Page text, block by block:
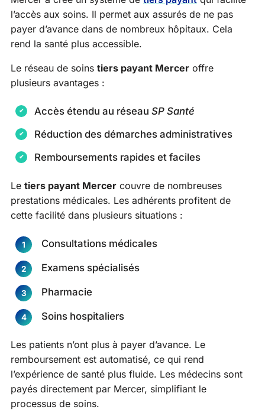
l’accès aux soins. Il permet aux assurés de ne pas
payer d’avance dans de nombreux hôpitaux. Cela
rend la santé plus accessible.
Le réseau de soins tiers payant Mercer offre
plusieurs avantages :
Accès étendu au réseau SP Santé
Réduction des démarches administratives
Remboursements rapides et faciles
Le tiers payant Mercer couvre de nombreuses
prestations médicales. Les adhérents profitent de
cette facilité dans plusieurs situations :
Consultations médicales
Examens spécialisés
Pharmacie
Soins hospitaliers
Les patients n’ont plus à payer d’avance. Le
remboursement est automatisé, ce qui rend
l’expérience de santé plus fluide. Les médecins sont
payés directement par Mercer, simplifiant le
processus de soins.